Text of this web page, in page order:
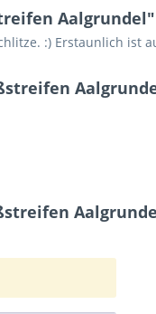
Aalgrundel"
:) Erstaunlich ist